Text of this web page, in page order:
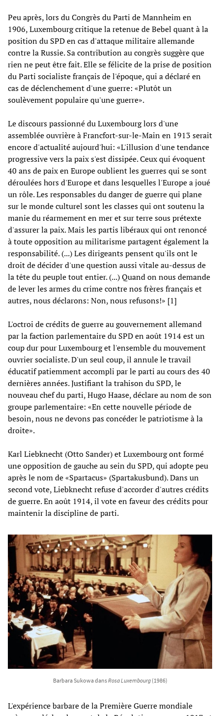
Peu après, lors du Congrès du Parti de Mannheim en
1906, Luxembourg critique la retenue de Bebel quant à la
position du SPD en cas d'attaque militaire allemande
contre la Russie. Sa contribution au congrès suggère que
rien ne peut être fait. Elle se félicite de la prise de position
du Parti socialiste français de l'époque, qui a déclaré en
cas de déclenchement d'une guerre: «Plutôt un
soulèvement populaire qu'une guerre».
Le discours passionné du Luxembourg lors d'une
assemblée ouvrière à Francfort-sur-le-Main en 1913 serait
encore d'actualité aujourd'hui: «L'illusion d'une tendance
progressive vers la paix s'est dissipée. Ceux qui évoquent
40 ans de paix en Europe oublient les guerres qui se sont
déroulées hors d'Europe et dans lesquelles l'Europe a joué
un rôle. Les responsables du danger de guerre qui plane
sur le monde culturel sont les classes qui ont soutenu la
manie du réarmement en mer et sur terre sous prétexte
d'assurer la paix. Mais les partis libéraux qui ont renoncé
à toute opposition au militarisme partagent également la
responsabilité. (...) Les dirigeants pensent qu'ils ont le
droit de décider d'une question aussi vitale au-dessus de
la tête du peuple tout entier. (...) Quand on nous demande
de lever les armes du crime contre nos frères français et
autres, nous déclarons: Non, nous refusons!» [1]
L'octroi de crédits de guerre au gouvernement allemand
par la faction parlementaire du SPD en août 1914 est un
coup dur pour Luxembourg et l'ensemble du mouvement
ouvrier socialiste. D'un seul coup, il annule le travail
éducatif patiemment accompli par le parti au cours des 40
dernières années. Justifiant la trahison du SPD, le
nouveau chef du parti, Hugo Haase, déclare au nom de son
groupe parlementaire: «En cette nouvelle période de
besoin, nous ne devons pas concéder le patriotisme à la
droite».
Karl Liebknecht (Otto Sander) et Luxembourg ont formé
une opposition de gauche au sein du SPD, qui adopte peu
après le nom de «Spartacus» (Spartakusbund). Dans un
second vote, Liebknecht refuse d'accorder d'autres crédits
de guerre. En août 1914, il vote en faveur des crédits pour
maintenir la discipline de parti.
Barbara Sukowa dansRosa Luxembourg(1986)
L'expérience barbare de la Première Guerre mondiale